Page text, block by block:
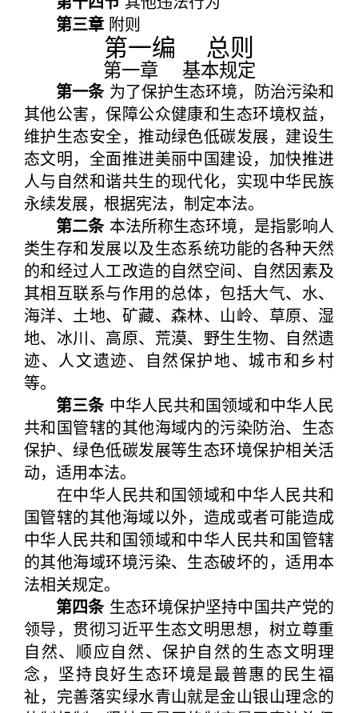
第三章 附则
第一编 总则
第一章 基本规定
第一条为了保护生态环境，防治污染和
其他公害，保障公众健康和生态环境权益，
维护生态安全，推动绿色低碳发展，建设生
态文明，全面推进美丽中国建设，加快推进
人与自然和谐共生的现代化，实现中华民族
永续发展，根据宪法，制定本法。
第二条本法所称生态环境，是指影响人
类生存和发展以及生态系统功能的各种天然
的和经过人工改造的自然空间、自然因素及
其相互联系与作用的总体，包括大气、水、
海洋、土地、矿藏、森林、山岭、草原、湿
地、冰川、高原、荒漠、野生生物、自然遗
迹、人文遗迹、自然保护地、城市和乡村
等。
第三条中华人民共和国领域和中华人民
共和国管辖的其他海域内的污染防治、生态
保护、绿色低碳发展等生态环境保护相关活
动，适用本法。
在中华人民共和国领域和中华人民共和
国管辖的其他海域以外，造成或者可能造成
中华人民共和国领域和中华人民共和国管辖
的其他海域环境污染、生态破坏的，适用本
法相关规定。
第四条生态环境保护坚持中国共产党的
领导，贯彻习近平生态文明思想，树立尊重
自然、顺应自然、保护自然的生态文明理
念，坚持良好生态环境是最普惠的民生福
祉，完善落实绿水青山就是金山银山理念的